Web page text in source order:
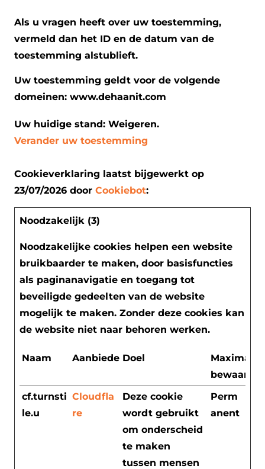
Als u vragen heeft over uw toestemming,
vermeld dan het ID en de datum van de
toestemming alstublieft.
Uw toestemming geldt voor de volgende
domeinen: www.dehaanit.com
Uw huidige stand: Weigeren.
Verander uw toestemming
Cookieverklaring laatst bijgewerkt op
23/07/2026 door Cookiebot:
Noodzakelijk (3)
Noodzakelijke cookies helpen een website
bruikbaarder te maken, door basisfuncties
als paginanavigatie en toegang tot
beveiligde gedeelten van de website
mogelijk te maken. Zonder deze cookies kan
de website niet naar behoren werken.
Naam AanbiederDoel
Maximale
cf.turnsti
le.u
Cloudfla
re
Deze cookie
wordt gebruikt
om onderscheid
te maken
tussen mensen
Perm
anent